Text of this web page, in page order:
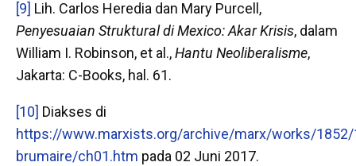
[9] Lih. Carlos Heredia dan Mary Purcell,
Penyesuaian Struktural di Mexico: Akar Krisis, dalam
William I. Robinson, et al.,Hantu Neoliberalisme,
Jakarta: C-Books, hal. 61.
[10] Diakses di
https://www.marxists.org/archive/marx/works/
brumaire/ch01.htm pada 02 Juni 2017.